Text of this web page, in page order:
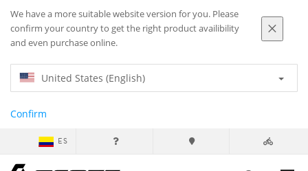
We have a more suitable website version for you. Please
confirm your country to get the right product availibility
and even purchase online.
United States (English)
Confirm
ES